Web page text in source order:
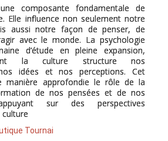
composante fondamentale de
Elle influence non seulement notre
aussi notre façon de penser, de
avec le monde. La psychologie
d’étude en pleine expansion,
la culture structure nos
idées et nos perceptions. Cet
manière approfondie le rôle de la
de nos pensées et de nos
sur des perspectives
culture
Tournai